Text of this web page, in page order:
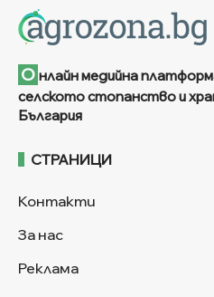
О нлайн медийна
селското стопанство и
България
СТРАНИЦИ
Контакти
За нас
Реклама